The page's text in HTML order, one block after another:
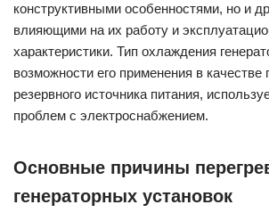
конструктивными особенностями, но и
влияющими на их работу и
характеристики. Тип охлаждения
возможности его применения в качестве
резервного источника питания,
проблем с электроснабжением.
Основные причины
генераторных установок